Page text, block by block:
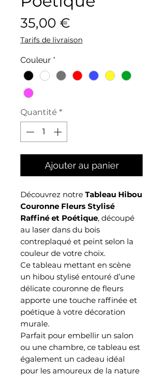
35,00 €
Tarifs de livraison
Couleur *
Quantité *
Ajouter au panier
Découvrez notre Tableau Hibou
Couronne Fleurs Stylisé
Raffiné et Poétique, découpé
au laser dans du bois
contreplaqué et peint selon la
couleur de votre choix.
Ce tableau mettant en scène
un hibou stylisé entouré d’une
délicate couronne de fleurs
apporte une touche raffinée et
poétique à votre décoration
murale.
Parfait pour embellir un salon
ou une chambre, ce tableau est
également un cadeau idéal
pour les amoureux de la nature